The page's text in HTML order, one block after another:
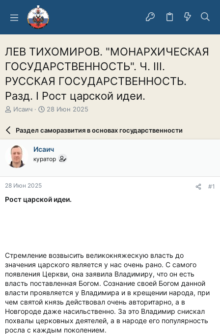
ЛЕВ ТИХОМИРОВ. "МОНАРХИЧЕСКАЯ
ГОСУДАРСТВЕННОСТЬ". Ч. III.
РУССКАЯ ГОСУДАРСТВЕННОСТЬ.
Разд. I Рост царской идеи.
А
о
р
т
е
м
ы
Исаич
Д
а
а
ч
л
28 Июн 2025
Раздел саморазвития в основах государственности
Исаич
куратор
28 Июн 2025 #1
Рост царской идеи.
Стремление возвысить великокняжескую власть до
значения царского является у нас очень рано. С самого
появления Церкви, она заявила Владимиру, что он есть
власть поставленная Богом. Сознание своей Богом данной
власти проявляется у Владимира и в крещении народа, при
чем святой князь действовал очень авторитарно, а в
Новгороде даже насильственно. За это Владимир снискал
похвалы церковных деятелей, а в народе его популярность
росла с каждым поколением.